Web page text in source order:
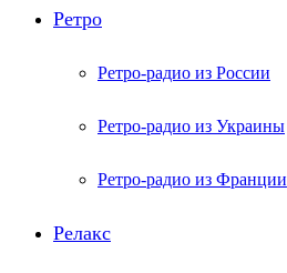
Ретро
Ретро-радио из России
Ретро-радио из Украины
Ретро-радио из Франции
Релакс